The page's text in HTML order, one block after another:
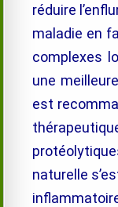
réduire
maladie en
complexes
une
est
naturelle